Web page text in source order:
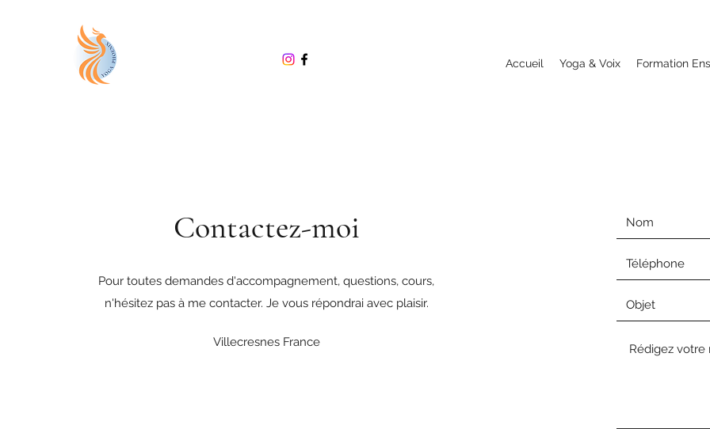
Accueil Yoga & Voix Formation
Contactez-moi
Pour toutes demandes d'accompagnement, questions, cours,
n'hésitez pas à me contacter. Je vous répondrai avec plaisir.
Villecresnes France